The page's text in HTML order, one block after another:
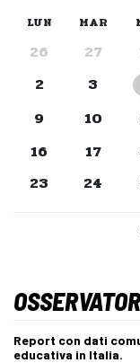
LUN MAR
26 27
2
3
9
10
16
17
23
24
Report con dati
educativa in Italia.